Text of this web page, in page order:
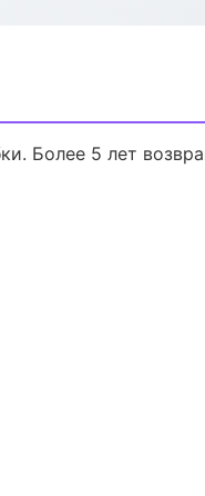
Более 5 лет